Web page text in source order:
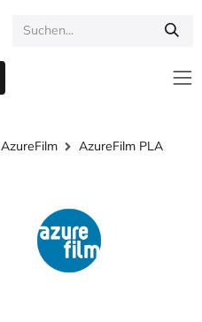
AzureFilm AzureFilm PLA